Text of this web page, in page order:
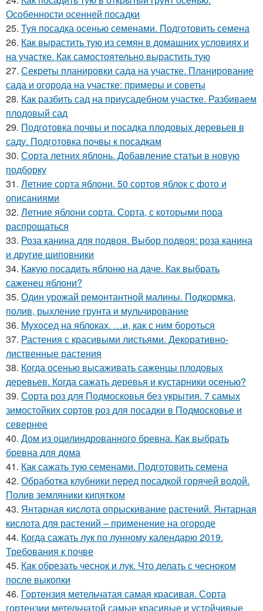
Особенности осенней посадки
25. Туя посадка осенью семенами. Подготовить семена
26. Как вырастить тую из семян в домашних условиях и
на участке. Как самостоятельно вырастить тую
27. Секреты планировки сада на участке. Планирование
сада и огорода на участке: примеры и советы
28. Как разбить сад на приусадебном участке. Разбиваем
плодовый сад
29. Подготовка почвы и посадка плодовых деревьев в
саду. Подготовка почвы к посадкам
30. Сорта летних яблонь. Добавление статьи в новую
подборку
31. Летние сорта яблони. 50 сортов яблок с фото и
описаниями
32. Летние яблони сорта. Сорта, с которыми пора
распрощаться
33. Роза канина для подвоя. Выбор подвоя: роза канина
и другие шиповники
34. Какую посадить яблоню на даче. Как выбрать
саженец яблони?
35. Один урожай ремонтантной малины. Подкормка,
полив, рыхление грунта и мульчирование
36. Мухосед на яблоках. …и, как с ним бороться
37. Растения с красивыми листьями. Декоративно-
лиственные растения
38. Когда осенью высаживать саженцы плодовых
деревьев. Когда сажать деревья и кустарники осенью?
39. Сорта роз для Подмосковья без укрытия. 7 самых
зимостойких сортов роз для посадки в Подмосковье и
севернее
40. Дом из оцилиндрованного бревна. Как выбрать
бревна для дома
41. Как сажать тую семенами. Подготовить семена
42. Обработка клубники перед посадкой горячей водой.
Полив земляники кипятком
43. Янтарная кислота опрыскивание растений. Янтарная
кислота для растений – применение на огороде
44. Когда сажать лук по лунному календарю 2019.
Требования к почве
45. Как обрезать чеснок и лук. Что делать с чесноком
после выкопки
46. Гортензия метельчатая самая красивая. Сорта
гортензии метельчатой самые красивые и устойчивые